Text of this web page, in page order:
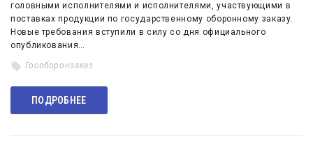
головными исполнителями и исполнителями, участвующими в
поставках продукции по государственному оборонному заказу.
Новые требования вступили в силу со дня официального
опубликования…
Гособоронзаказ
ПОДРОБНЕЕ